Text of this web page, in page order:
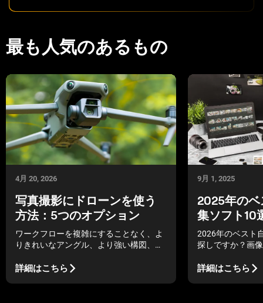
最も人気のあるもの
4月 20, 2026
写真撮影にドローンを使う
方法：5つのオプション
ワークフローを複雑にすることなく、よ
りきれいなアングル、より強い構図、よ
するための、写真撮影にドローンを使用
詳細はこちら
9月 1, 2025
2025年の
集ソフト10
2026年のベスト
探しですか？画
能を体験し、編
詳細はこちら